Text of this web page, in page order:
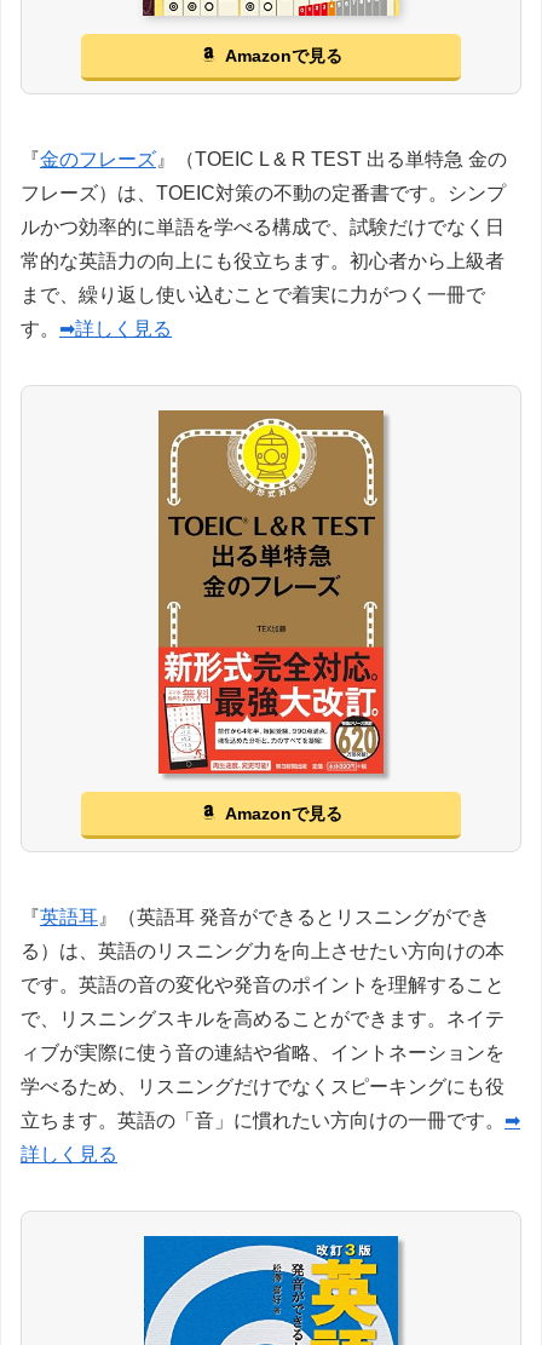
Amazonで見る
『金のフレーズ 』（TOEIC L & R TEST 出る単特急 金の
フレーズ）は、TOEIC対策の不動の定番書です。シンプ
ルかつ効率的に単語を学べる構成で、試験だけでなく日
常的な英語力の向上にも役立ちます。初心者から上級者
まで、繰り返し使い込むことで着実に力がつく一冊で
す。 ➡詳しく見る
Amazonで見る
『英語耳 』（英語耳 発音ができるとリスニングができ
る）は、英語のリスニング力を向上させたい方向けの本
です。英語の音の変化や発音のポイントを理解すること
で、リスニングスキルを高めることができます。ネイテ
ィブが実際に使う音の連結や省略、イントネーションを
学べるため、リスニングだけでなくスピーキングにも役
立ちます。英語の「音」に慣れたい方向けの一冊です。 ➡
詳しく見る